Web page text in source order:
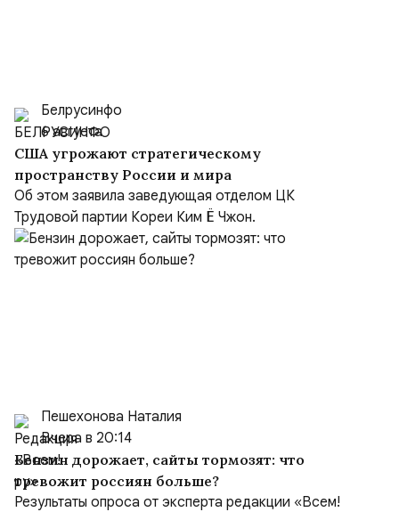
Белрусинфо
6 августа
США угрожают стратегическому
пространству России и мира
Об этом заявила заведующая отделом ЦК
Трудовой партии Кореи Ким Ё Чжон.
Пешехонова Наталия
Вчера в 20:14
Бензин дорожает, сайты тормозят: что
тревожит россиян больше?
Результаты опроса от эксперта редакции «Всем!